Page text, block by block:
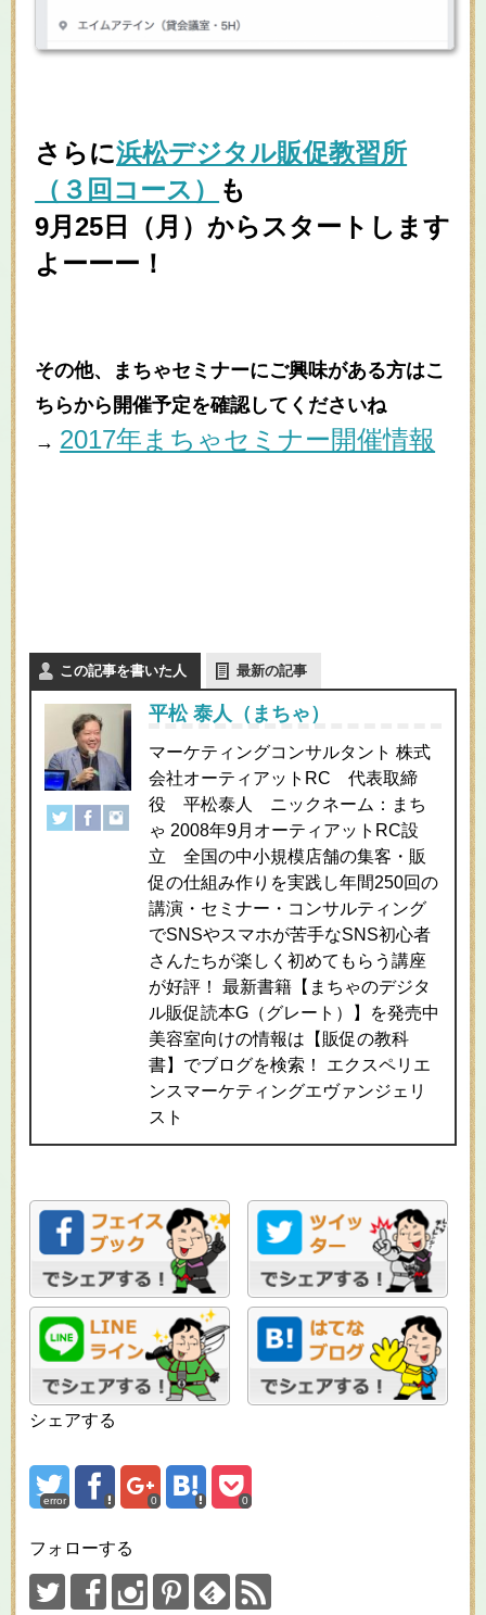
さらに浜松デジタル販促教習所
（３回コース）
も
9月25日（月）からスタートします
よーーー！
その他、まちゃセミナーにご興味がある方はこ
ちらから開催予定を確認してくださいね
→ 2017年まちゃセミナー開催情報
この記事を書いた人 最新の記事
平松 泰人（まちゃ）
マーケティングコンサルタント 株式
会社オーティアットRC 代表取締
役 平松泰人 ニックネーム：まち
ゃ 2008年9月オーティアットRC設
立 全国の中小規模店舗の集客・販
促の仕組み作りを実践し年間250回の
講演・セミナー・コンサルティング
でSNSやスマホが苦手なSNS初心者
さんたちが楽しく初めてもらう講座
が好評！ 最新書籍【まちゃのデジタ
ル販促読本G（グレート）】を発売中
美容室向けの情報は【販促の教科
書】でブログを検索！ エクスペリエ
ンスマーケティングエヴァンジェリ
スト
シェアする
error 0 0
フォローする